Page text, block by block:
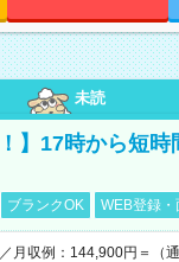
未読
】17時から短
ブランクOK WEB登録・
月収例：144,900円＝（